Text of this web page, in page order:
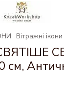
Вітражні
см,